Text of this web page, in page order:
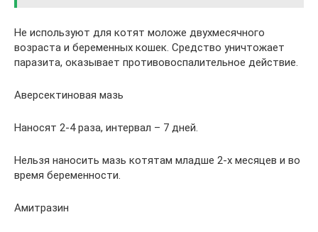
Не используют для котят моложе двухмесячного
возраста и беременных кошек. Средство уничтожает
паразита, оказывает противовоспалительное действие.
Аверсектиновая мазь
Наносят 2-4 раза, интервал – 7 дней.
Нельзя наносить мазь котятам младше 2-х месяцев и во
время беременности.
Амитразин